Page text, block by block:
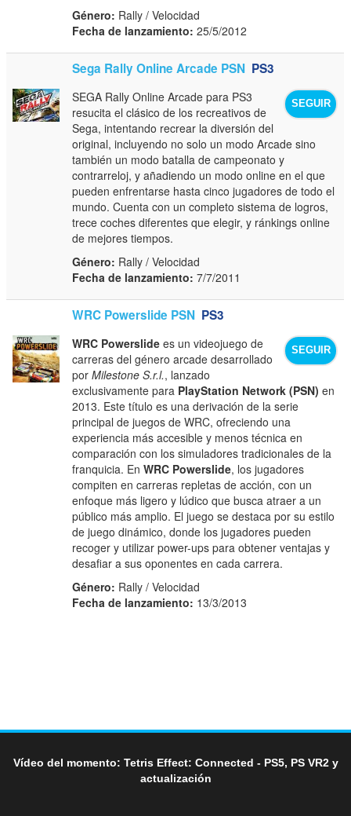
Género: Rally / Velocidad
Fecha de lanzamiento: 25/5/2012
Sega Rally Online Arcade PSN PS3
SEGUIR
SEGA Rally Online Arcade para PS3
resucita el clásico de los recreativos de
Sega, intentando recrear la diversión del
original, incluyendo no solo un modo Arcade sino
también un modo batalla de campeonato y
contrarreloj, y añadiendo un modo online en el que
pueden enfrentarse hasta cinco jugadores de todo el
mundo. Cuenta con un completo sistema de logros,
trece coches diferentes que elegir, y ránkings online
de mejores tiempos.
Género: Rally / Velocidad
Fecha de lanzamiento: 7/7/2011
WRC Powerslide PSN PS3
SEGUIR
WRC Powerslide es un videojuego de
carreras del género arcade desarrollado
porMilestone S.r.l., lanzado
exclusivamente para PlayStation Network (PSN) en
2013. Este título es una derivación de la serie
principal de juegos de WRC, ofreciendo una
experiencia más accesible y menos técnica en
comparación con los simuladores tradicionales de la
franquicia. EnWRC Powerslide, los jugadores
compiten en carreras repletas de acción, con un
enfoque más ligero y lúdico que busca atraer a un
público más amplio. El juego se destaca por su estilo
de juego dinámico, donde los jugadores pueden
recoger y utilizar power-ups para obtener ventajas y
desafiar a sus oponentes en cada carrera.
Género: Rally / Velocidad
Fecha de lanzamiento: 13/3/2013
Vídeo del momento: Tetris Effect: Connected - PS5, PS VR2 y
actualización